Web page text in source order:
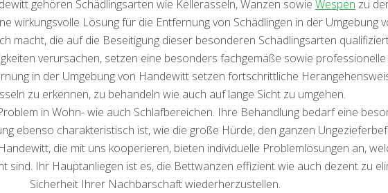
gehören Schädlingsarten wie Kellerasseln, Wanzen sowie Wespen zu
wirkungsvolle Lösung für die Entfernung von Schädlingen in der Umgebung
macht, die auf die Beseitigung dieser besonderen Schädlingsarten
verursachen, setzen eine besonders fachgemäße sowie
in der Umgebung von Handewitt setzen fortschrittliche
zu erkennen, zu behandeln wie auch auf lange Sicht zu umgehen.
in Wohn- wie auch Schlafbereichen. Ihre Behandlung bedarf eine
ebenso charakteristisch ist, wie die große Hürde, den ganzen
die mit uns kooperieren, bieten individuelle Problemlösungen an,
sind. Ihr Hauptanliegen ist es, die Bettwanzen effizient wie auch dezent zu
Sicherheit Ihrer Nachbarschaft wiederherzustellen.